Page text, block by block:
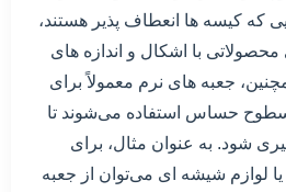
که کیسه ها انعطاف پذیر هستند،
محصولاتی با اشکال و اندازه های
جعبه های نرم معمولاً برای
حساس استفاده می‌شوند تا
شود. به عنوان مثال، برای
لوازم شیشه ای می‌توان از جعبه